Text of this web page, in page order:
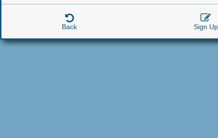

Back

Sign Up